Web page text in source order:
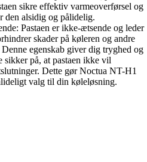
sikre effektiv varmeoverførsel og
alsidig og pålidelig.
Pastaen er ikke-ætsende og leder
skader på køleren og andre
egenskab giver dig tryghed og
på, at pastaen ikke vil
Dette gør Noctua NT-H1
valg til din køleløsning.